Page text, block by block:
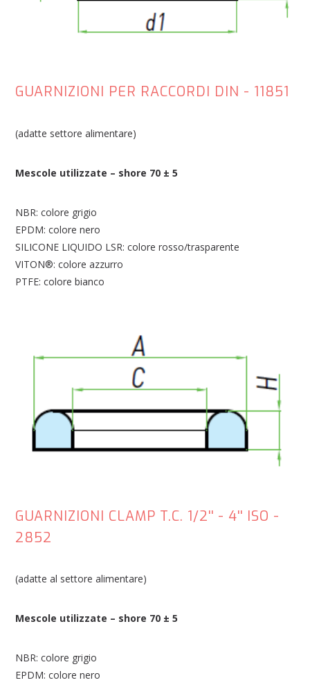
GUARNIZIONI PER RACCORDI DIN - 11851
(adatte settore alimentare)
Mescole utilizzate – shore 70 ± 5
NBR: colore grigio
EPDM: colore nero
SILICONE LIQUIDO LSR: colore rosso/trasparente
VITON®: colore azzurro
PTFE: colore bianco
GUARNIZIONI CLAMP T.C. 1/2'' - 4'' ISO -
2852
(adatte al settore alimentare)
Mescole utilizzate – shore 70 ± 5
NBR: colore grigio
EPDM: colore nero